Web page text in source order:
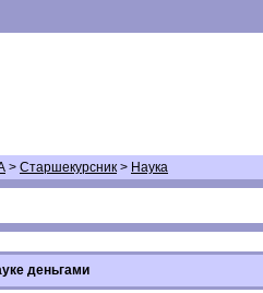
> Старшекурсник > Наука
деньгами